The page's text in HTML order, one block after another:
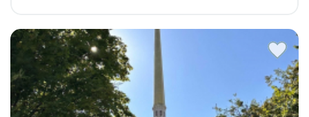
Тур от наших проверенных партнеров! Обзорная
экскурсия по городу с посещением территории
Петропавловской крепости!